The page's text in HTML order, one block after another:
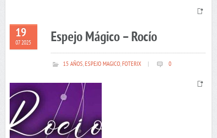
19
07 2025 Espejo Mágico – Rocío
15 AÑOS,ESPEJO MAGICO,FOTERIX 0